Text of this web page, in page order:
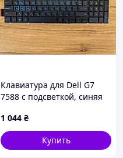
Клавиатура для Dell G7
7588 с подсветкой, синяя
1 044 ₴
Купить